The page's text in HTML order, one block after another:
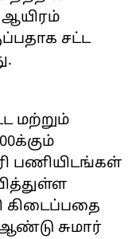
சட்ட
மற்றும்
பணியிடங்கள்
கிடைப்பதை
சுமார்